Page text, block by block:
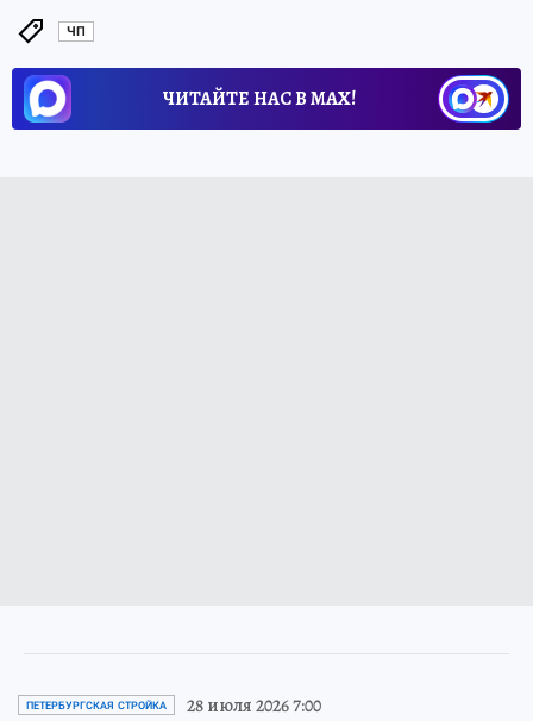
ЧП
ЧИТАЙТЕ НАС В МАХ!
ПЕТЕРБУРГСКАЯ СТРОЙКА 28 июля 2026 7:00